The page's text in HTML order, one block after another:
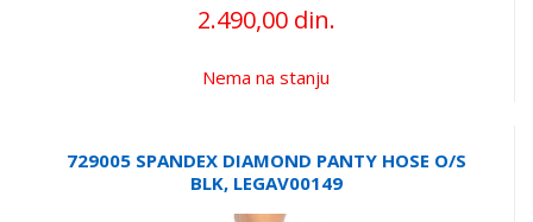
2.490,00 din.
Nema na stanju
729005 SPANDEX DIAMOND PANTY HOSE O/S
BLK, LEGAV00149